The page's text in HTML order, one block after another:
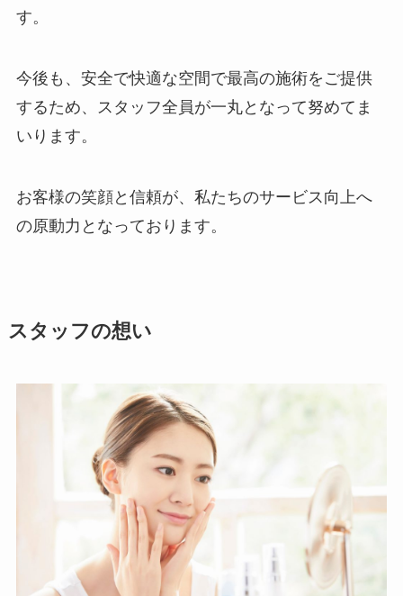
す。
今後も、安全で快適な空間で最高の施術をご提供
するため、スタッフ全員が一丸となって努めてま
いります。
お客様の笑顔と信頼が、私たちのサービス向上へ
の原動力となっております。
スタッフの想い